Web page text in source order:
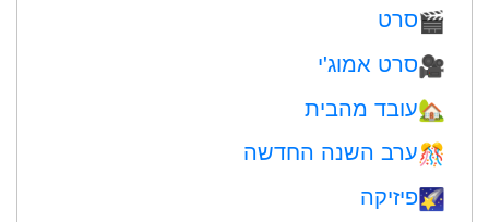
🎬סרט
🎥סרט אמוג'י
🏡עובד מהבית
🎊ערב השנה החדשה
🌠פיזיקה